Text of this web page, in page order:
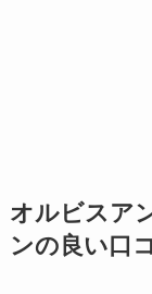
オルビスア
ンの良い口